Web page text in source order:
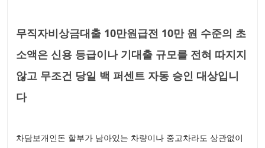
무직자비상금대출 10만원급전 10만 원 수준의 초
소액은 신용 등급이나 기대출 규모를 전혀 따지지
않고 무조건 당일 백 퍼센트 자동 승인 대상입니
다
차담보개인돈 할부가 남아있는 차량이나 중고차라도 상관없이